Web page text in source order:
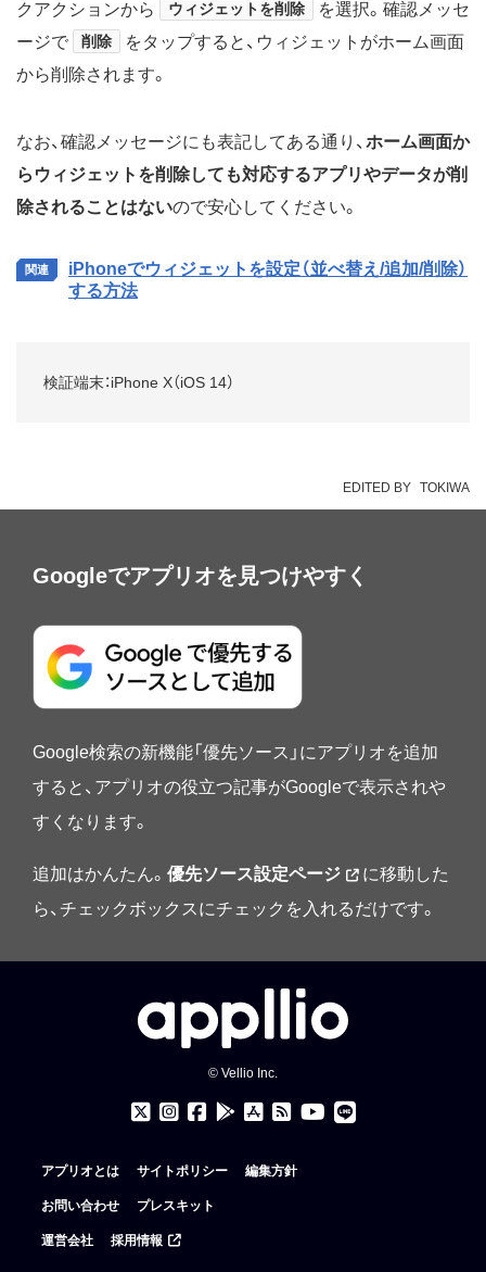
クアクションから
ウィジェットを削除
を選択。確認メッセ
ージで
削除
をタップすると、ウィジェットがホーム画面
から削除されます。
なお、確認メッセージにも表記してある通り、 ホーム画面か
らウィジェットを削除しても対応するアプリやデータが削
除されることはないので安心してください。
iPhoneでウィジェットを設定（並べ替え/追加/削除）
する方法
検証端末：iPhone X（iOS 14）
EDITED BY TOKIWA
Googleでアプリオを見つけやすく
Google検索の新機能「優先ソース」にアプリオを追加
すると、アプリオの役立つ記事がGoogleで表示されや
すくなります。
追加はかんたん。 優先ソース設定ページ
に移動した
ら、チェックボックスにチェックを入れるだけです。
© Vellio Inc.
アプリオとは サイトポリシー 編集方針
お問い合わせ プレスキット
運営会社 採用情報